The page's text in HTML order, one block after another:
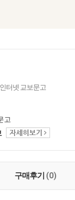
터넷 교보문고
고
구매후기 (0)